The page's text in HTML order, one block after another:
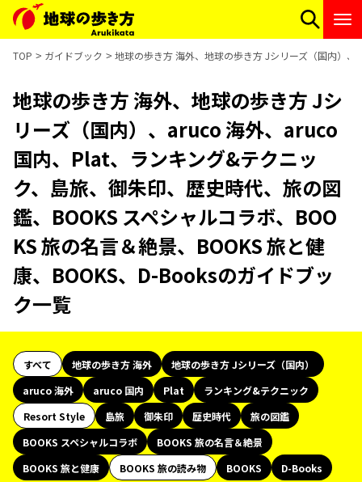
TOP ガイドブック 地球の歩き方 海外、地球の歩き方 Jシリーズ（国内）
地球の歩き方 海外、地球の歩き方 Jシ
リーズ（国内）、aruco 海外、aruco
国内、Plat、ランキング&テクニッ
ク、島旅、御朱印、歴史時代、旅の図
鑑、BOOKS スペシャルコラボ、BOO
KS 旅の名言＆絶景、BOOKS 旅と健
康、BOOKS、D-Booksのガイドブッ
ク一覧
すべて 地球の歩き方 海外
地球の歩き方 Jシリーズ（国内）
aruco 海外
aruco 国内 Plat
ランキング&テクニック
Resort Style
島旅 御朱印 歴史時代
旅の図鑑
BOOKS スペシャルコラボ
BOOKS 旅の名言＆絶景
BOOKS 旅と健康
BOOKS 旅の読み物 BOOKS
D-Books